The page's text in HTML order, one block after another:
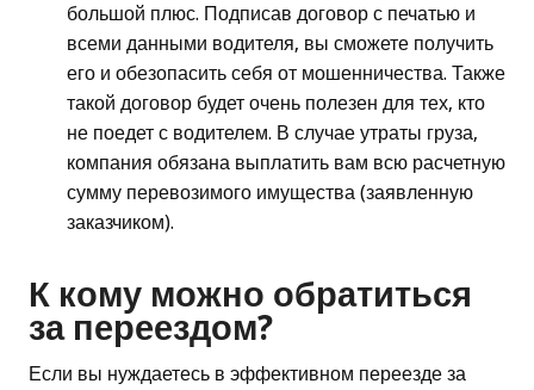
большой плюс. Подписав договор с печатью и
всеми данными водителя, вы сможете получить
его и обезопасить себя от мошенничества. Также
такой договор будет очень полезен для тех, кто
не поедет с водителем. В случае утраты груза,
компания обязана выплатить вам всю расчетную
сумму перевозимого имущества (заявленную
заказчиком).
К кому можно обратиться
за переездом?
Если вы нуждаетесь в эффективном переезде за